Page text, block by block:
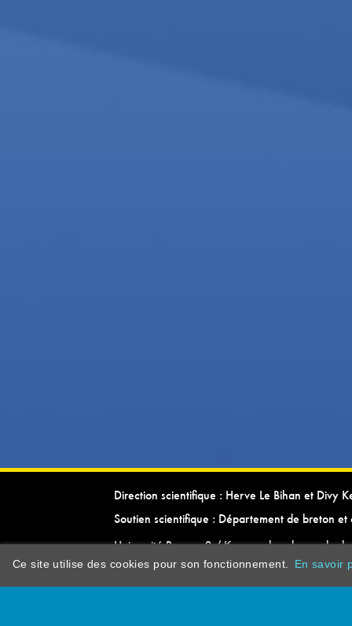
Direction scientifique : Herve Le Bihan et Divy
Soutien scientifique : Département de breton et
Université Rennes 2 / Kevrenn brezhoneg ha
Ce site utilise des cookies pour son fonctionnement. En savoir